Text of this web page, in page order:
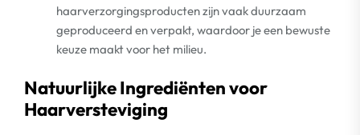
haarverzorgingsproducten zijn vaak duurzaam
geproduceerd en verpakt, waardoor je een bewuste
keuze maakt voor het milieu.
Natuurlijke Ingrediënten voor
Haarversteviging